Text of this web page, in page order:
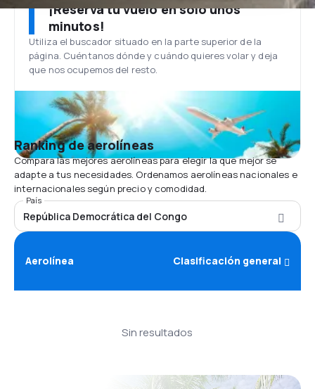
¡Reserva tu vuelo en solo unos
minutos!
Utiliza el buscador situado en la parte superior de la
página. Cuéntanos dónde y cuándo quieres volar y deja
que nos ocupemos del resto.
Ranking de aerolíneas
Compara las mejores aerolíneas para elegir la que mejor se
adapte a tus necesidades. Ordenamos aerolíneas nacionales e
internacionales según precio y comodidad.
País
República Democrática del Congo
Aerolínea Clasificación general
Sin resultados